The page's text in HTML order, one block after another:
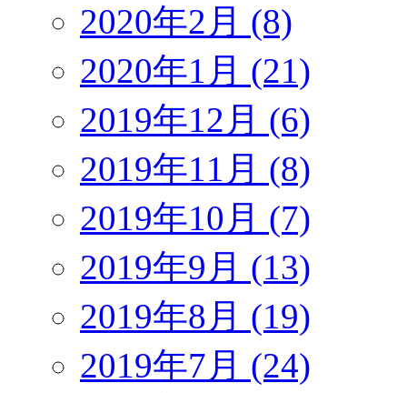
2020年2月 (8)
2020年1月 (21)
2019年12月 (6)
2019年11月 (8)
2019年10月 (7)
2019年9月 (13)
2019年8月 (19)
2019年7月 (24)